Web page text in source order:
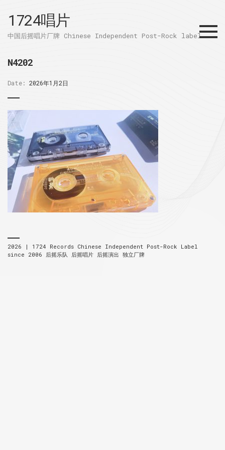
1724唱片
中国后摇唱片厂牌 Chinese Independent Post-Rock label
Menu
N4202
Date: 2026年1月2日
2026 | 1724 Records Chinese Independent Post-Rock Label
since 2006 后摇乐队 后摇唱片 后摇演出 独立厂牌